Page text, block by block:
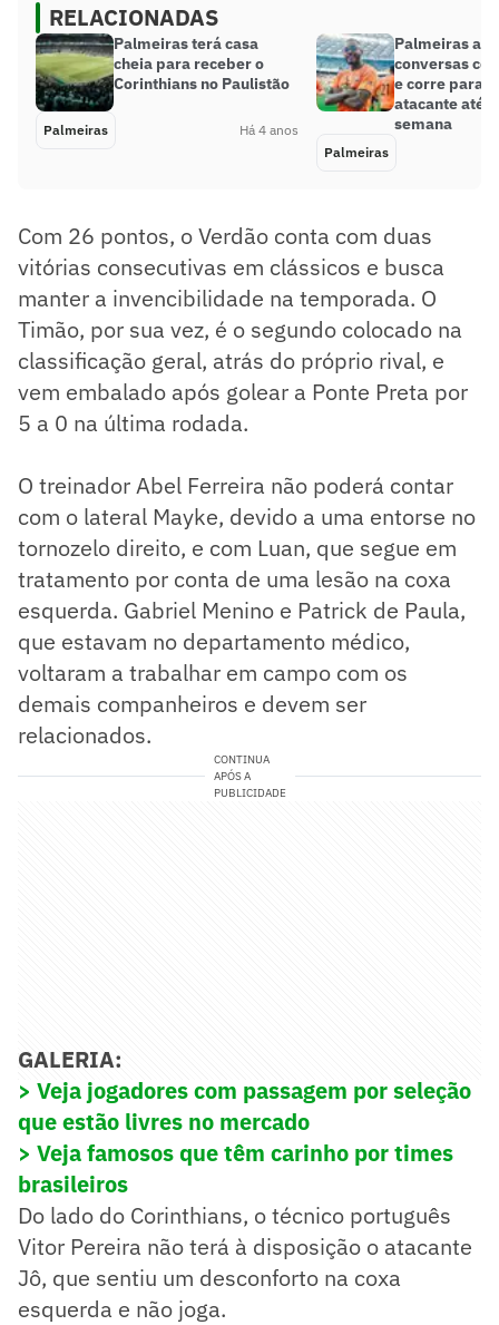
RELACIONADAS
Palmeiras terá casa
cheia para receber o
Corinthians no Paulistão
Palmeiras Há 4 anos
Palmeiras
conversas
e corre para
atacante até
semana
Palmeiras
Com 26 pontos, o Verdão conta com duas
vitórias consecutivas em clássicos e busca
manter a invencibilidade na temporada. O
Timão, por sua vez, é o segundo colocado na
classificação geral, atrás do próprio rival, e
vem embalado após golear a Ponte Preta por
5 a 0 na última rodada.
O treinador Abel Ferreira não poderá contar
com o lateral Mayke, devido a uma entorse no
tornozelo direito, e com Luan, que segue em
tratamento por conta de uma lesão na coxa
esquerda. Gabriel Menino e Patrick de Paula,
que estavam no departamento médico,
voltaram a trabalhar em campo com os
demais companheiros e devem ser
relacionados.
CONTINUA
APÓS A
PUBLICIDADE
GALERIA:
> Veja jogadores com passagem por seleção
que estão livres no mercado
> Veja famosos que têm carinho por times
brasileiros
Do lado do Corinthians, o técnico português
Vitor Pereira não terá à disposição o atacante
Jô, que sentiu um desconforto na coxa
esquerda e não joga.